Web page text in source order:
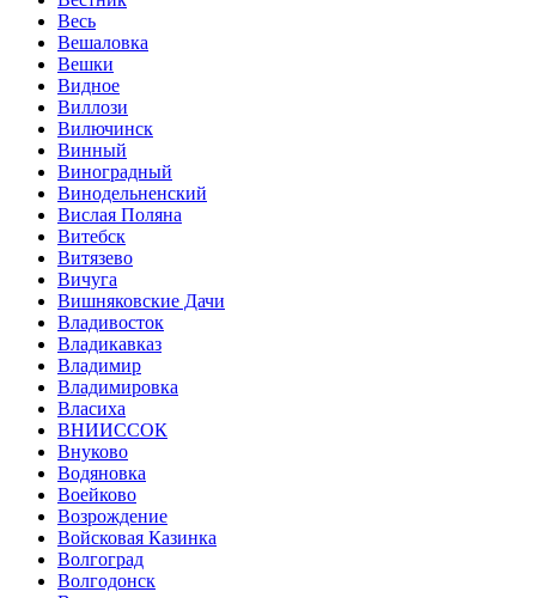
Весь
Вешаловка
Вешки
Видное
Виллози
Вилючинск
Винный
Виноградный
Винодельненский
Вислая Поляна
Витебск
Витязево
Вичуга
Вишняковские Дачи
Владивосток
Владикавказ
Владимир
Владимировка
Власиха
ВНИИССОК
Внуково
Водяновка
Воейково
Возрождение
Войсковая Казинка
Волгоград
Волгодонск